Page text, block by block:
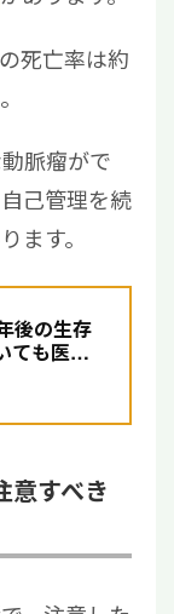
死亡率は約
脈瘤がで
己管理を続
ます。
後の生存
ても医師
意すべき